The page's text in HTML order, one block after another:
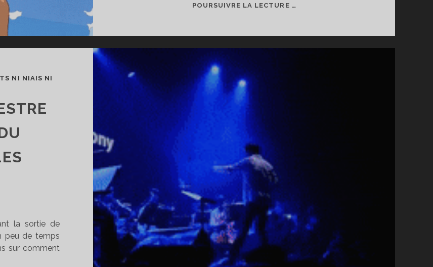
POURSUIVRE LA LECTURE …
NI NIAIS NI
la sortie de
peu de temps
sur comment